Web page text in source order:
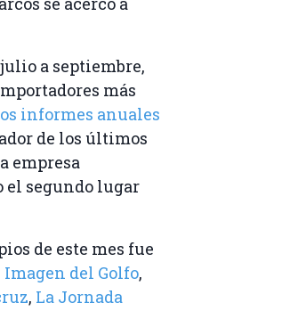
a septiembre,
más
informes anuales
de los últimos
empresa
el segundo lugar
de este mes fue
Imagen del Golfo,
, La Jornada